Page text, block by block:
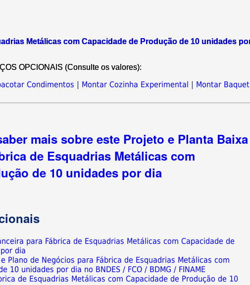
Metálicas com Capacidade de Produção de 10 unidades
OPCIONAIS (Consulte os valores):
Condimentos Montar Cozinha Experimental
Montar
mais sobre este Projeto e Planta Baixa
de Esquadrias Metálicas com
de 10 unidades por dia
para Fábrica de Esquadrias Metálicas com Capacidade de
dia
Plano de Negócios para Fábrica de Esquadrias Metálicas com
10 unidades por dia no BNDES / FCO / BDMG / FINAME
de Esquadrias Metálicas com Capacidade de Produção de 10